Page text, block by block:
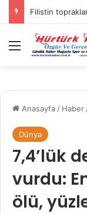
Menü
Anasayfa / Haber
Dünya
7,4’lük
vurdu:
ölü,